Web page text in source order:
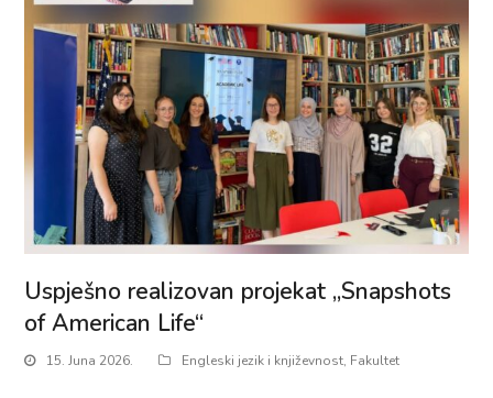
Uspješno realizovan projekat „Snapshots
of American Life“
15. Juna 2026. Engleski jezik i književnost, Fakultet